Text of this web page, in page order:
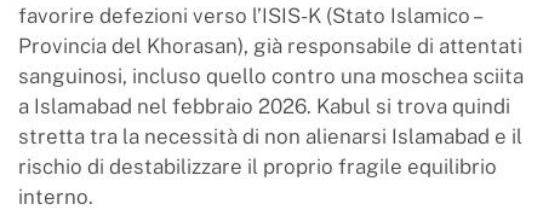
favorire defezioni verso l’ISIS-K (Stato Islamico –
Provincia del Khorasan), già responsabile di attentati
sanguinosi, incluso quello contro una moschea sciita
a Islamabad nel febbraio 2026. Kabul si trova quindi
stretta tra la necessità di non alienarsi Islamabad e il
rischio di destabilizzare il proprio fragile equilibrio
interno.